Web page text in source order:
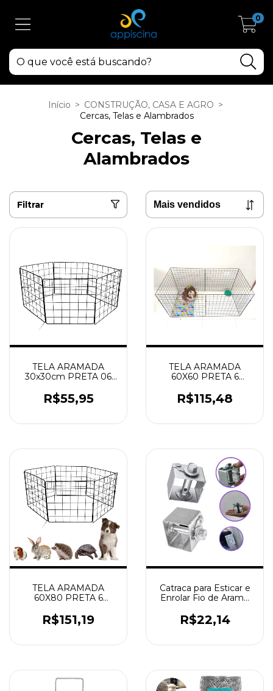
0
Início > CONSTRUÇÃO, CASA E AGRO >
Cercas, Telas e Alambrados
Cercas, Telas e
Alambrados
Filtrar
TELA ARAMADA
30x30cm PRETA 06
CACHORRO GATO
R$55,95
TELA ARAMADA
60X60 PRETA 6
CACHORROS GATOS
R$115,48
TELA ARAMADA
60X80 PRETA 6
CACHORROS GATOS
R$151,19
Catraca para Esticar e
Enrolar Fio de Arame
R$22,14